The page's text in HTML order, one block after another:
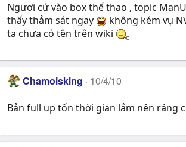
Ngươi cứ vào box thể thao , topic
thấy thảm sát ngay
không kém vụ
ta chưa có tên trên wiki
Chamoisking 10/4/10
Bản full up tốn thời gian lắm nên ráng